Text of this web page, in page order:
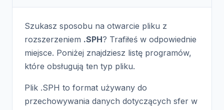
Szukasz sposobu na otwarcie pliku z
rozszerzeniem .SPH? Trafiłeś w odpowiednie
miejsce. Poniżej znajdziesz listę programów,
które obsługują ten typ pliku.
Plik .SPH to format używany do
przechowywania danych dotyczących sfer w